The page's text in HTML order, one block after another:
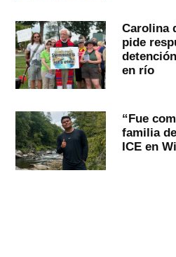
Carolina
pide
en río
“Fue
familia
ICE en